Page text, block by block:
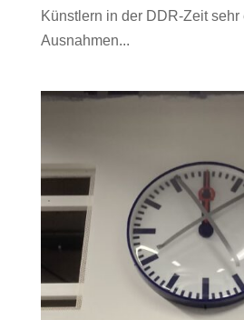
Künstlern in der DDR-Zeit sehr
Ausnahmen...